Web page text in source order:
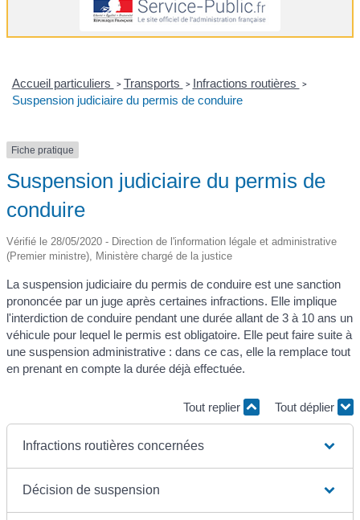
Accueil particuliers > Transports > Infractions routières >
Suspension judiciaire du permis de conduire
Fiche pratique
Suspension judiciaire du permis de
conduire
Vérifié le 28/05/2020 - Direction de l'information légale et administrative
(Premier ministre), Ministère chargé de la justice
La suspension judiciaire du permis de conduire est une sanction
prononcée par un juge après certaines infractions. Elle implique
l'interdiction de conduire pendant une durée allant de 3 à 10 ans un
véhicule pour lequel le permis est obligatoire. Elle peut faire suite à
une suspension administrative : dans ce cas, elle la remplace tout
en prenant en compte la durée déjà effectuée.
Tout replier Tout déplier
Infractions routières concernées
Décision de suspension